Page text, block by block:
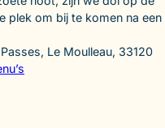
plek om bij te komen na een
Le Moulleau, 33120